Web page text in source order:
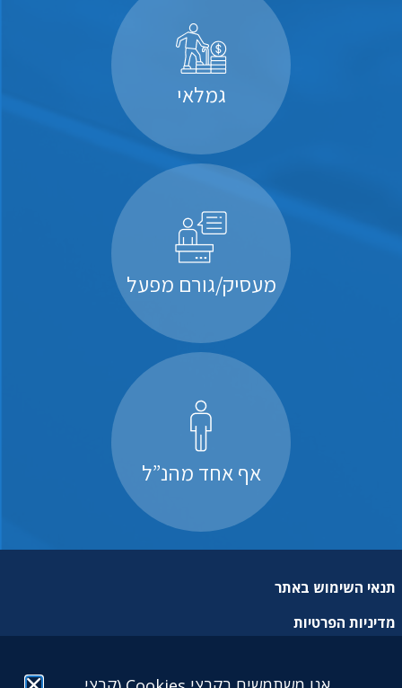
גמלאי
מעסיק/גורם מפעל
אף אחד מהנ”ל
תנאי השימוש באתר
מדיניות הפרטיות